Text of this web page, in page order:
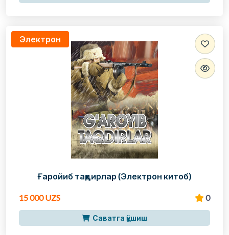
Электрон
Ғаройиб тақдирлар (Электрон китоб)
15 000 UZS 0
Саватга қўшиш